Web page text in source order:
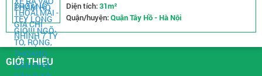
Diện tích:31m²
Quận/huyện:Quận Tây Hồ - Hà Nội
GIỚI THIỆU